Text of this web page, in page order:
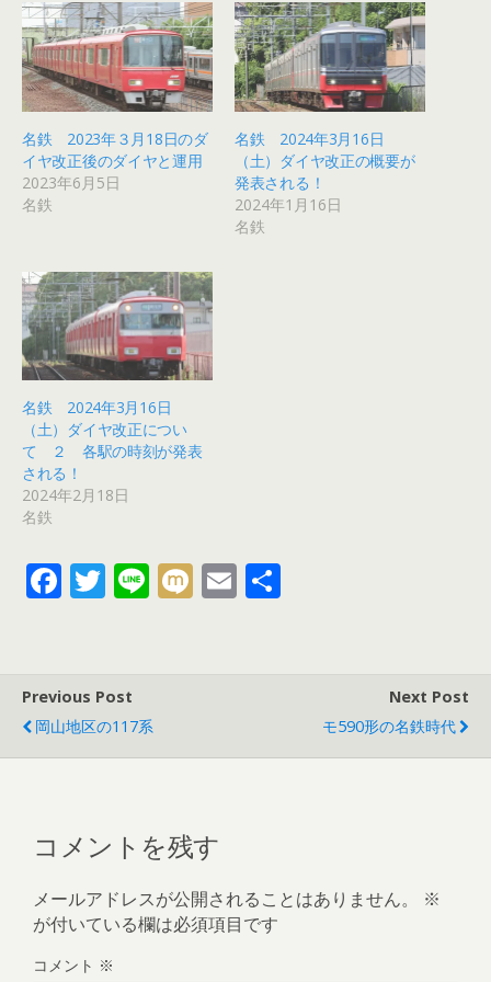
名鉄 2023年３月18日のダ
イヤ改正後のダイヤと運用
2023年6月5日
名鉄
名鉄 2024年3月16日
（土）ダイヤ改正の概要が
発表される！
2024年1月16日
名鉄
名鉄 2024年3月16日
（土）ダイヤ改正につい
て ２ 各駅の時刻が発表
される！
2024年2月18日
名鉄
F
b
o
o
T
er
Li M E
Previous Post
岡山地区の117系
Next Post
モ590形の名鉄時代
コメントを残す
メールアドレスが公開されることはありません。
※
が付いている欄は必須項目です
コメント ※